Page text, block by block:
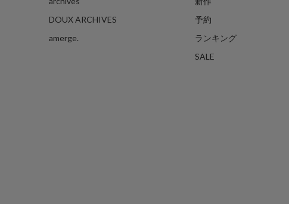
DOUX ARCHIVES
amerge.
予約
ランキング
SALE